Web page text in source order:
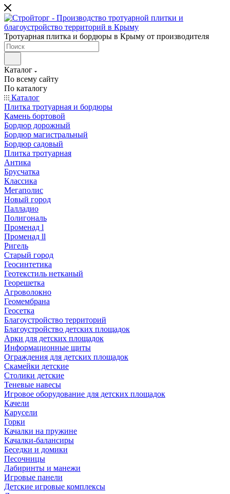
Тротуарная плитка и бордюры в Крыму от производителя
Каталог
По всему сайту
По каталогу
Каталог
Плитка тротуарная и бордюры
Камень бортовой
Бордюр дорожный
Бордюр магистральный
Бордюр садовый
Плитка тротуарная
Антика
Брусчатка
Классика
Мегаполис
Новый город
Палладио
Полигональ
Променад l
Променад ll
Ригель
Старый город
Геосинтетика
Геотекстиль нетканый
Георешетка
Агроволокно
Геомембрана
Геосетка
Благоустройство территорий
Благоустройство детских площадок
Арки для детских площадок
Информационные щиты
Ограждения для детских площадок
Скамейки детские
Столики детские
Теневые навесы
Игровое оборудование для детских площадок
Качели
Карусели
Горки
Качалки на пружине
Качалки-балансиры
Беседки и домики
Песочницы
Лабиринты и манежи
Игровые панели
Детские игровые комплексы